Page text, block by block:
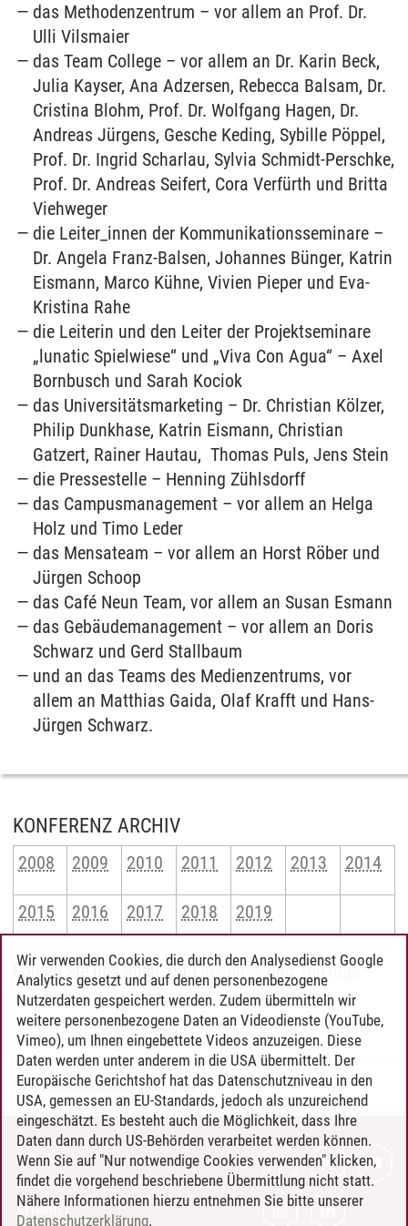
das Methodenzentrum – vor allem an Prof. Dr.
Ulli Vilsmaier
das Team College – vor allem an Dr. Karin Beck,
Julia Kayser, Ana Adzersen, Rebecca Balsam, Dr.
Cristina Blohm, Prof. Dr. Wolfgang Hagen, Dr.
Andreas Jürgens, Gesche Keding, Sybille Pöppel,
Prof. Dr. Ingrid Scharlau, Sylvia Schmidt-Perschke,
Prof. Dr. Andreas Seifert, Cora Verfürth und Britta
Viehweger
die Leiter_innen der Kommunikationsseminare –
Dr. Angela Franz-Balsen, Johannes Bünger, Katrin
Eismann, Marco Kühne, Vivien Pieper und Eva-
Kristina Rahe
die Leiterin und den Leiter der Projektseminare
„lunatic Spielwiese“ und „Viva Con Agua“ – Axel
Bornbusch und Sarah Kociok
das Universitätsmarketing – Dr. Christian Kölzer,
Philip Dunkhase, Katrin Eismann, Christian
Gatzert, Rainer Hautau, Thomas Puls, Jens Stein
die Pressestelle – Henning Zühlsdorff
das Campusmanagement – vor allem an Helga
Holz und Timo Leder
das Mensateam – vor allem an Horst Röber und
Jürgen Schoop
das Café Neun Team, vor allem an Susan Esmann
das Gebäudemanagement – vor allem an Doris
Schwarz und Gerd Stallbaum
und an das Teams des Medienzentrums, vor
allem an Matthias Gaida, Olaf Krafft und Hans-
Jürgen Schwarz.
KONFERENZ ARCHIV
2008 2009 2010 2011 2012 2013 2014
2015 2016 2017 2018 2019
Folgen Sie uns auch aufFacebookundYouTube
Team Konferenzwoche/18.06.2024
KONTAKT
LEUPHANA ALS ARBEITGEBER
INTRANET
Wir verwenden Cookies, die durch den Analysedienst Google
Analytics gesetzt und auf denen personenbezogene
Nutzerdaten gespeichert werden. Zudem übermitteln wir
weitere personenbezogene Daten an Videodienste (YouTube,
Vimeo), um Ihnen eingebettete Videos anzuzeigen. Diese
Daten werden unter anderem in die USA übermittelt. Der
Europäische Gerichtshof hat das Datenschutzniveau in den
USA, gemessen an EU-Standards, jedoch als unzureichend
eingeschätzt. Es besteht auch die Möglichkeit, dass Ihre
Daten dann durch US-Behörden verarbeitet werden können.
Wenn Sie auf "Nur notwendige Cookies verwenden" klicken,
findet die vorgehend beschriebene Übermittlung nicht statt.
Nähere Informationen hierzu entnehmen Sie bitte unserer
Datenschutzerklärung.